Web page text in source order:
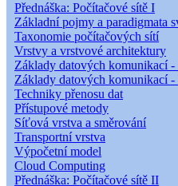
Přednáška: Počítačové sítě I
Základní pojmy a paradigmata
Taxonomie počítačových sítí
Vrstvy a vrstvové architektury
Základy datových komunikací -
Základy datových komunikací
Techniky přenosu dat
Přístupové metody
Síťová vrstva a směrování
Transportní vrstva
Výpočetní model
Cloud Computing
Přednáška: Počítačové sítě II